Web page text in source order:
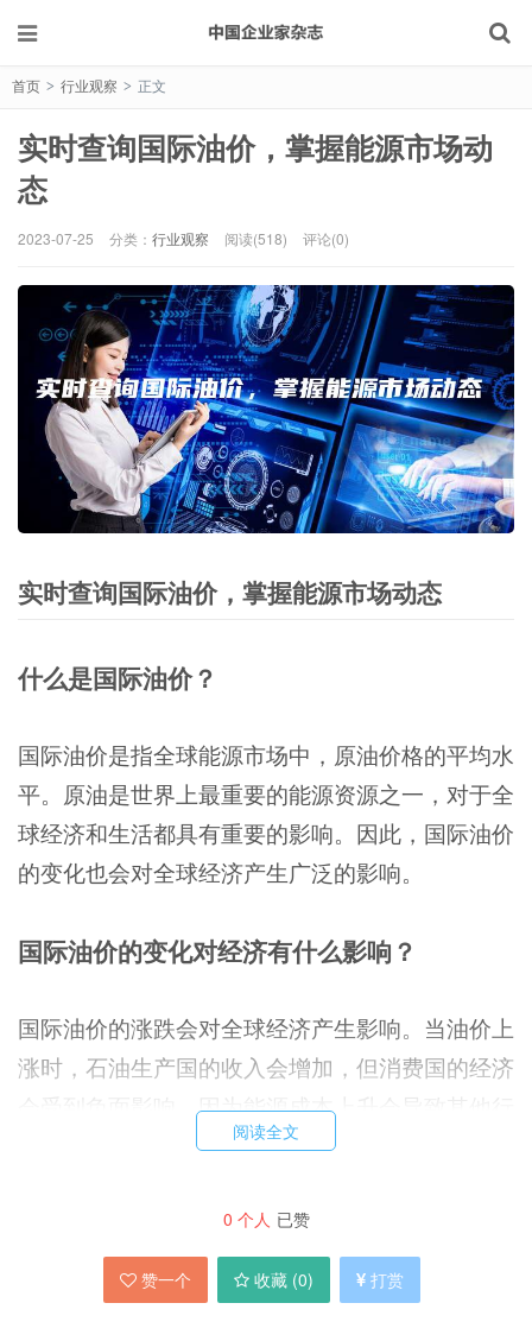
首页 > 行业观察 > 正文
实时查询国际油价，掌握能源市场动
态
2023-07-25 分类： 行业观察 阅读(518) 评论(0)
实时查询国际油价，掌握能源市场动态
什么是国际油价？
国际油价是指全球能源市场中，原油价格的平均水
平。原油是世界上最重要的能源资源之一，对于全
球经济和生活都具有重要的影响。因此，国际油价
的变化也会对全球经济产生广泛的影响。
国际油价的变化对经济有什么影响？
国际油价的涨跌会对全球经济产生影响。当油价上
涨时，石油生产国的收入会增加，但消费国的经济
会受到负面影响，因为能源成本上升会导致其他行
业的成本上升，从而影响整个经济的发展。而当油
如何查询国际油价？
阅读全文
0 个人 已赞
赞一个 收藏 (0) 打赏